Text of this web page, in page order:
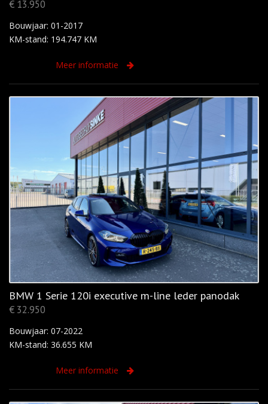
€ 13.950
Bouwjaar: 01-2017
KM-stand: 194.747 KM
Meer informatie
BMW 1 Serie 120i executive m-line leder panodak
€ 32.950
Bouwjaar: 07-2022
KM-stand: 36.655 KM
Meer informatie